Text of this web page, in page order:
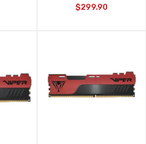
$299.90